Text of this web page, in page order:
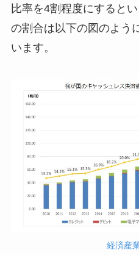
比率を4割程度にすると
の割合は以下の図のよう
います。
経済産